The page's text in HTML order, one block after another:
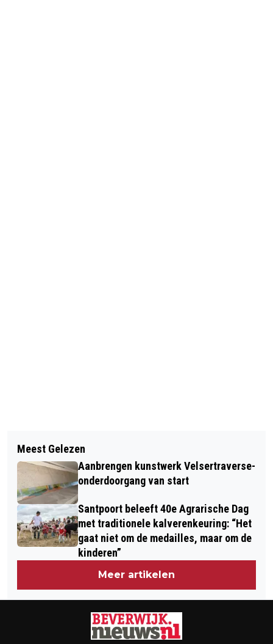
65 JAAR DAF: DE
'TRUTTENSCHUDDER' MET HET
'PIENTERE POOKJE'
VOORLEESWEDSTRIJD BIJ
BIBLIOTHEEK IJMOND NOORD
Meest Gelezen
Aanbrengen kunstwerk Velsertraverse-
onderdoorgang van start
Santpoort beleeft 40e Agrarische Dag
met traditionele kalverenkeuring: “Het
gaat niet om de medailles, maar om de
kinderen”
Meer artikelen